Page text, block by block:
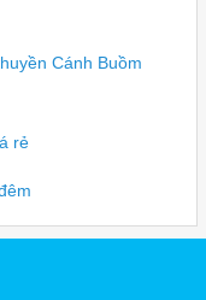
Cánh Buồm
rẻ